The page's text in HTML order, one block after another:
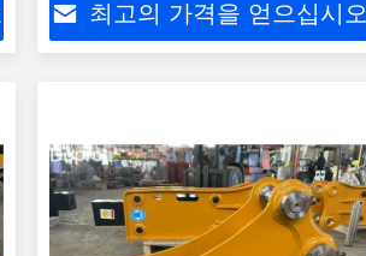
최고의 가격을 얻으십시오